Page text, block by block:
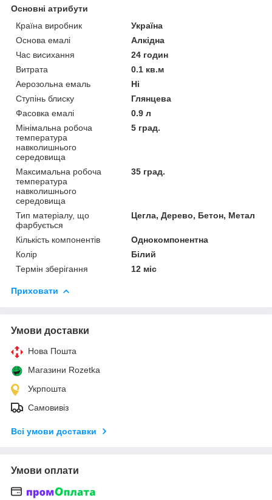
Основні атрибути
Країна виробник
Україна
Основа емалі
Алкідна
Час висихання
24 годин
Витрата
0.1 кв.м
Аерозольна емаль
Ні
Ступінь блиску
Глянцева
Фасовка емалі
0.9 л
Мінімальна робоча
температура
навколишнього
середовища
5 град.
Максимальна робоча
температура
навколишнього
середовища
35 град.
Тип матеріалу, що
фарбується
Цегла, Дерево, Бетон, Метал
Кількість компонентів
Однокомпонентна
Колір
Білий
Термін зберігання
12 міс
Приховати
Умови доставки
Нова Пошта
Магазини Rozetka
Укрпошта
Самовивіз
Всі умови доставки
Умови оплати